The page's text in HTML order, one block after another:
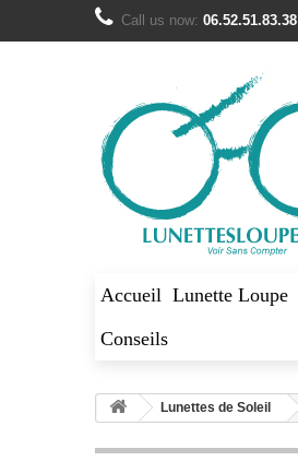
Call us now: 06.52.51.83.38
Accueil Lunette Loupe
Conseils
Lunettes de Soleil